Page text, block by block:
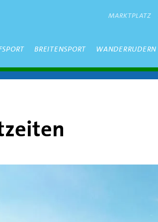
METANAVIGATION
MARKTPLATZ
BREITENSPORT WANDERRUDERN